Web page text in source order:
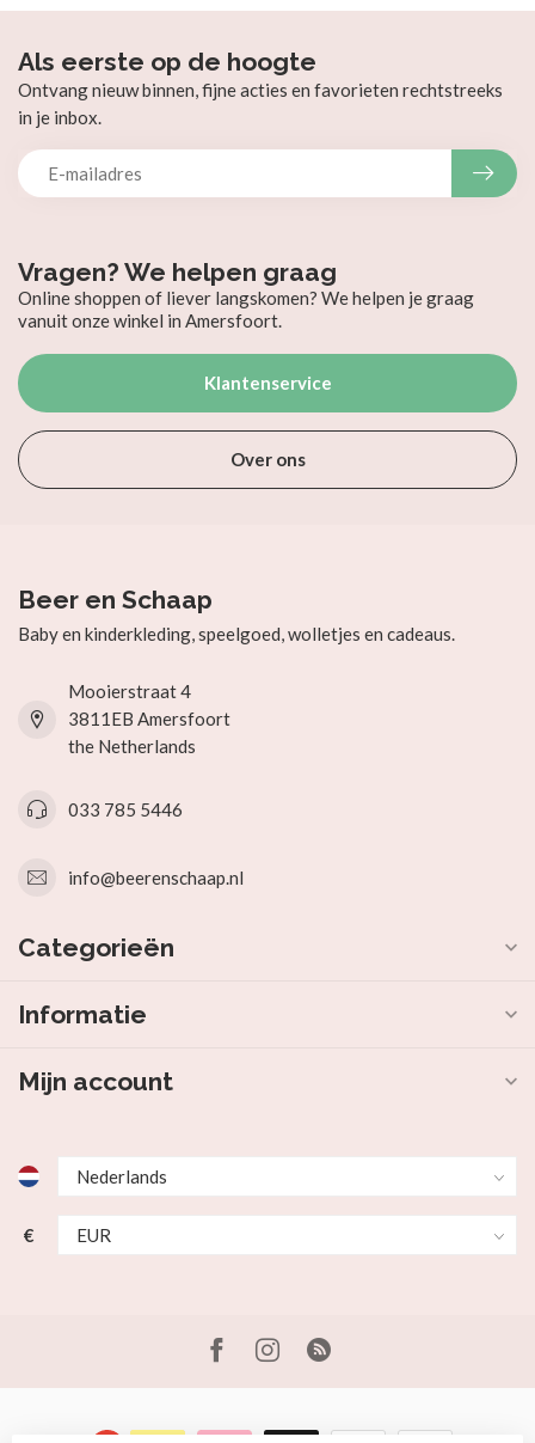
Vragen? We helpen graag
Online shoppen of liever langskomen? We helpen je graag
vanuit onze winkel in Amersfoort.
Klantenservice
Over ons
Als eerste op de hoogte
Ontvang nieuw binnen, fijne acties en favorieten rechtstreeks
in je inbox.
Beer en Schaap
Baby en kinderkleding, speelgoed, wolletjes en cadeaus.
Mooierstraat 4
3811EB Amersfoort
the Netherlands
033 785 5446
info@beerenschaap.nl
Categorieën
Informatie
Mijn account
€